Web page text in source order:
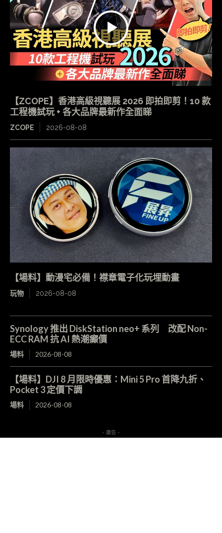
【ZCOPE】香港高級視聽展 2026 即拍即剪！10 款
工程機試玩 + 各大品牌最新作全面睇
ZCOPE 2026-08-08
【場料】動漫宅必備！襟章電子化玩埋動畫
玩物 2026-08-08
Synology 推出 DiskStation neo+ 系列 改配 Non-
ECC RAM 抗 AI 熱潮癲價
場料 2026-08-08
【場料】DJI 8 月限時優惠：Mini 5 Pro 首降九折、
Pocket 3 定價下調
場料 2026-08-08
- 廣告 -